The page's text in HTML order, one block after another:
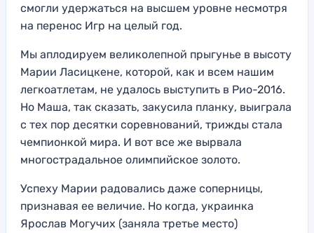
смогли удержаться на высшем уровне несмотря
на перенос Игр на целый год.
Мы аплодируем великолепной прыгунье в высоту
Марии Ласицкене, которой, как и всем нашим
легкоатлетам, не удалось выступить в Рио-2016.
Но Маша, так сказать, закусила планку, выиграла
с тех пор десятки соревнований, трижды стала
чемпионкой мира. И вот все же вырвала
многострадальное олимпийское золото.
Успеху Марии радовались даже соперницы,
признавая ее величие. Но когда, украинка
Ярослав Могучих (заняла третье место)